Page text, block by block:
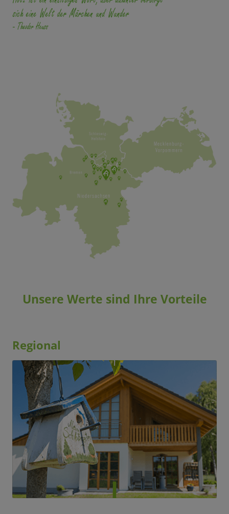
Unsere Werte sind Ihre Vorteile
Regional